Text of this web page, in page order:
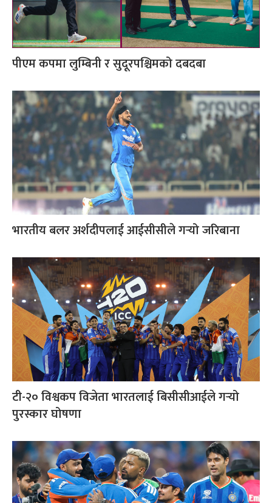
पीएम कपमा लुम्बिनी र सुदूरपश्चिमको दबदबा
भारतीय बलर अर्शदीपलाई आईसीसीले गर्‍यो जरिबाना
टी-२० विश्वकप विजेता भारतलाई बिसीसीआईले गर्‍यो
पुरस्कार घोषणा